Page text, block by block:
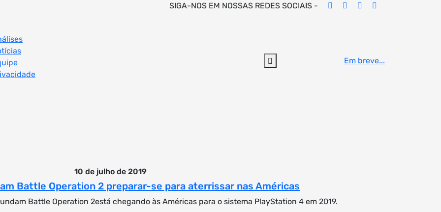
SIGA-NOS EM NOSSAS REDES SOCIAIS -
Em breve...
10 de julho de 2019
Battle Operation 2 preparar-se para aterrissar nas Américas
Battle Operation 2está chegando às Américas para o sistema PlayStation 4 em 2019.